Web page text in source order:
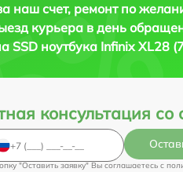
наш счет, ремонт по
курьера в день
SSD ноутбука Infinix XL28
консультация со
"Оставить заявку" Вы соглашаетесь c